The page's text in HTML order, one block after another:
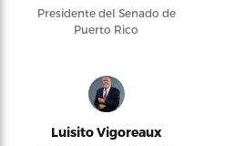
Presidente del Senado de
Puerto Rico
Luisito Vigoreaux